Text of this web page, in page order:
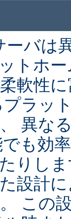
ーバは
トホ
軟性
ラッ
異な
も効
りし
設計
この